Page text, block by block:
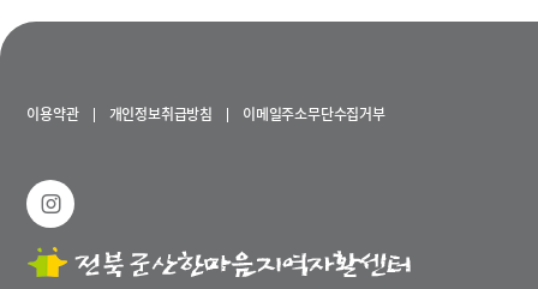
이용약관 개인정보취급방침 이메일주소무단수집거부